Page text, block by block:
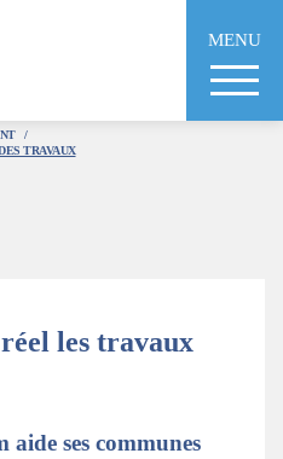
MENU
TRAVAUX
les travaux
aide ses communes